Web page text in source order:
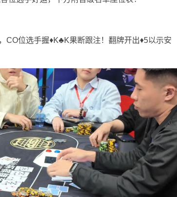
CO位选手握♦️K♣️K果断跟注！翻牌开出♦️5以示安